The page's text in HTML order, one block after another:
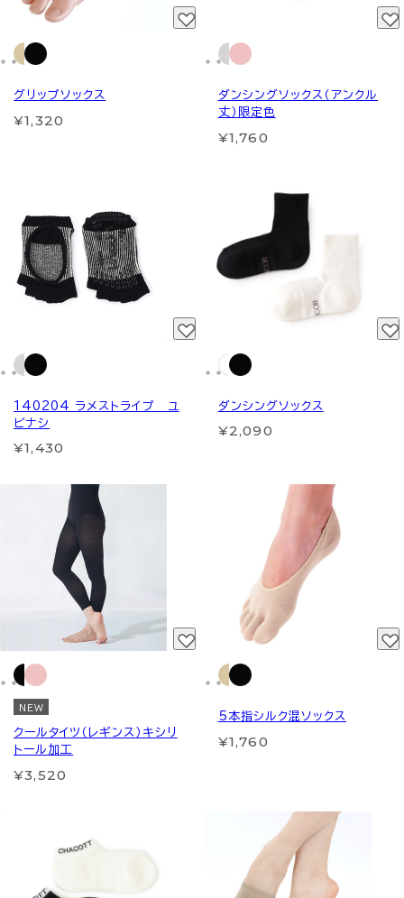
グリップソックス
¥1,320
ダンシングソックス（アンクル
丈）限定色
¥1,760
140204 ラメストライプ ユ
ビナシ
¥1,430
ダンシングソックス
¥2,090
NEW
クールタイツ（レギンス）キシリ
トール加工
¥3,520
5本指シルク混ソックス
¥1,760